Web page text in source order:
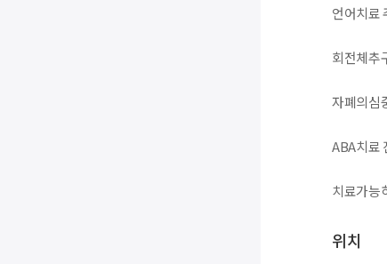
언어치료
회전체추
자폐의심
ABA치료
치료가능
위치